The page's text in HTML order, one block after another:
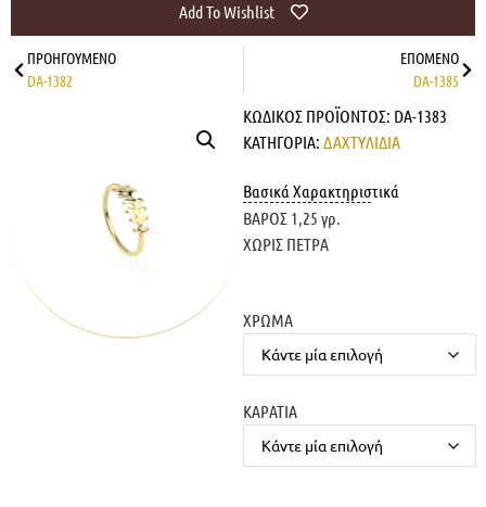
Add To Wishlist
ΠΡΟΗΓΟΎΜΕΝΟ
DA-1382
ΕΠΌΜΕΝΟ
DA-1385
ΚΩΔΙΚΌΣ ΠΡΟΪΌΝΤΟΣ: DA-1383
ΚΑΤΗΓΟΡΊΑ: ΔΑΧΤΥΛΙΔΙΑ
Βασικά Χαρακτηριστικά
ΒΑΡΟΣ 1,25 γρ.
ΧΩΡΙΣ ΠΕΤΡΑ
ΧΡΩΜΑ
ΚΑΡΑΤΙΑ